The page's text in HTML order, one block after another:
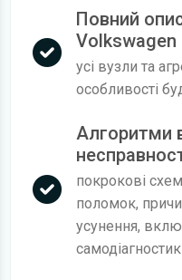
Повний
Volkswagen
усі вузли та
особливості
Алгоритми
покрокові
поломок,
усунення,